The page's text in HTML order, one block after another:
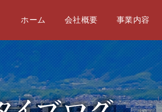
ホーム
会社概要 事業内容